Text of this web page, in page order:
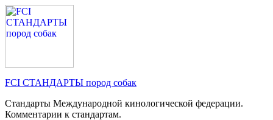
Перейти
к
содержимому
FCI СТАНДАРТЫ пород собак
Стандарты Международной кинологической федерации.
Комментарии к стандартам.